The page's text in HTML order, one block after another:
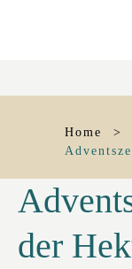
Home >
der